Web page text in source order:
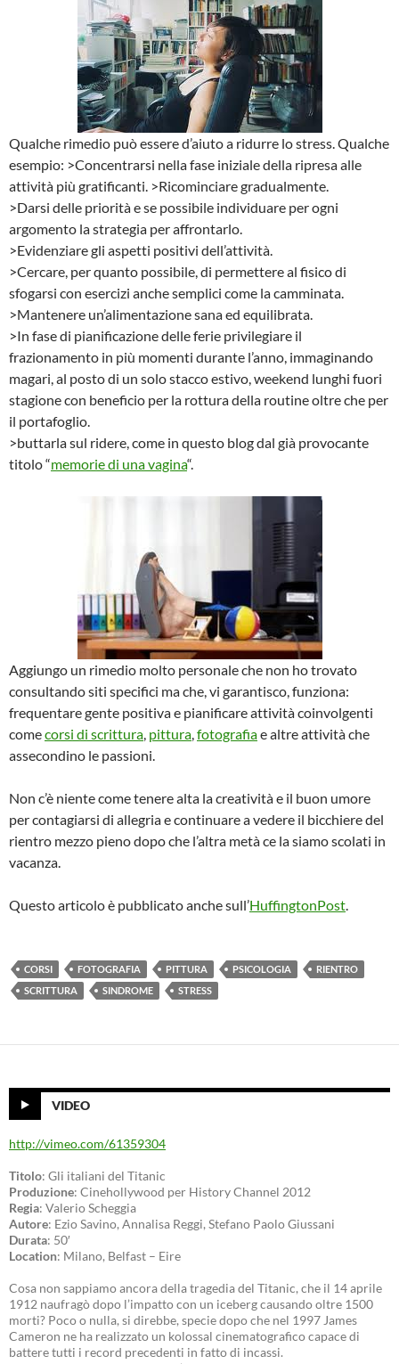
Qualche rimedio può essere d’aiuto a ridurre lo stress. Qualche
esempio: >Concentrarsi nella fase iniziale della ripresa alle
attività più gratificanti. >Ricominciare gradualmente.
>Darsi delle priorità e se possibile individuare per ogni
argomento la strategia per affrontarlo.
>Evidenziare gli aspetti positivi dell’attività.
>Cercare, per quanto possibile, di permettere al fisico di
sfogarsi con esercizi anche semplici come la camminata.
>Mantenere un’alimentazione sana ed equilibrata.
>In fase di pianificazione delle ferie privilegiare il
frazionamento in più momenti durante l’anno, immaginando
magari, al posto di un solo stacco estivo, weekend lunghi fuori
stagione con beneficio per la rottura della routine oltre che per
il portafoglio.
>buttarla sul ridere, come in questo blog dal già provocante
titolo “memorie di una vagina“.
Aggiungo un rimedio molto personale che non ho trovato
consultando siti specifici ma che, vi garantisco, funziona:
frequentare gente positiva e pianificare attività coinvolgenti
comecorsi di scrittura, pittura,fotografiae altre attività che
assecondino le passioni.
Non c’è niente come tenere alta la creatività e il buon umore
per contagiarsi di allegria e continuare a vedere il bicchiere del
rientro mezzo pieno dopo che l’altra metà ce la siamo scolati in
vacanza.
Questo articolo è pubblicato anche sull’HuffingtonPost.
CORSI FOTOGRAFIA PITTURA PSICOLOGIA
RIENTRO
SCRITTURA
SINDROME STRESS
VIDEO
http://vimeo.com/61359304
Titolo: Gli italiani del Titanic
Produzione: Cinehollywood per History Channel 2012
Regia: Valerio Scheggia
Autore: Ezio Savino, Annalisa Reggi, Stefano Paolo Giussani
Durata: 50′
Location: Milano, Belfast – Eire
Cosa non sappiamo ancora della tragedia del Titanic, che il 14 aprile
1912 naufragò dopo l’impatto con un iceberg causando oltre 1500
morti? Poco o nulla, si direbbe, specie dopo che nel 1997 James
Cameron ne ha realizzato un kolossal cinematografico capace di
battere tutti i record precedenti in fatto di incassi.